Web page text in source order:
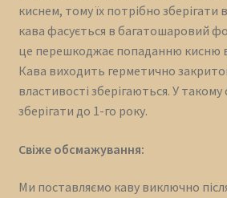
киснем, тому їх потрібно зберігати
кава фасується в багатошаровий
це перешкоджає попаданню кисню
Кава виходить герметично
властивості зберігаються. У
зберігати до 1-го року.
Свіже обсмажування:
Ми поставляємо каву виключно